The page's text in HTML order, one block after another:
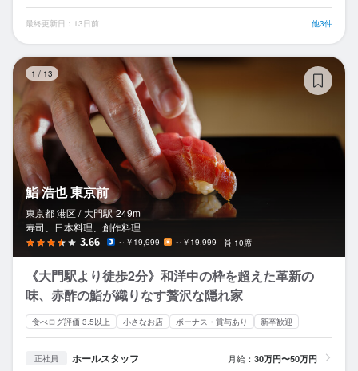
最終更新日：13日前 他3件
1 / 13
鮨 浩也 東京前
東京都 港区 / 大門駅 249m
寿司、日本料理、創作料理
3.66 ～￥19,999 ～￥19,999 10席
《大門駅より徒歩2分》和洋中の枠を超えた革新の
味、赤酢の鮨が織りなす贅沢な隠れ家
食べログ評価 3.5以上 小さなお店 ボーナス・賞与あり 新卒歓迎
正社員 ホールスタッフ 月給： 30万円〜50万円